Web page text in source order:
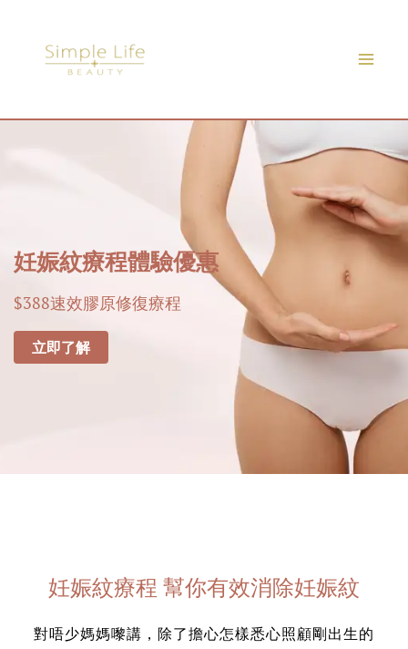
content
妊娠紋療程體驗優惠
$388速效膠原修復療程
立即了解
妊娠紋療程 幫你有效消除妊娠紋
對唔少媽媽嚟講，除了擔心怎樣悉心照顧剛出生的